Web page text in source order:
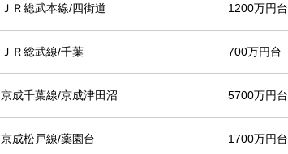
ＪＲ総武本線/四街道 1200万円台
ＪＲ総武線/千葉 700万円台
京成千葉線/京成津田沼 5700万円台
京成松戸線/薬園台 1700万円台